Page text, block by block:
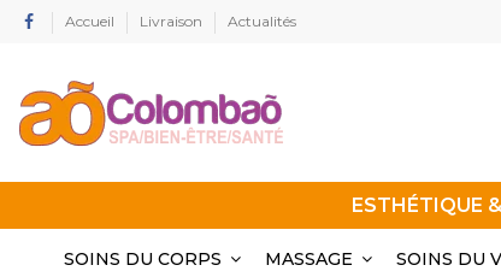
Accueil Livraison Actualités
ESTHÉTIQUE
SOINS DU CORPS MASSAGE SOINS DU